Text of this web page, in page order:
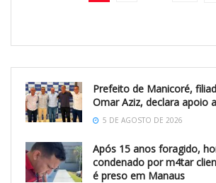
Prefeito de Manicoré,
Omar Aziz, declara apoio
5 DE AGOSTO DE 2026
Após 15 anos foragido,
condenado por m4tar
é preso em Manaus